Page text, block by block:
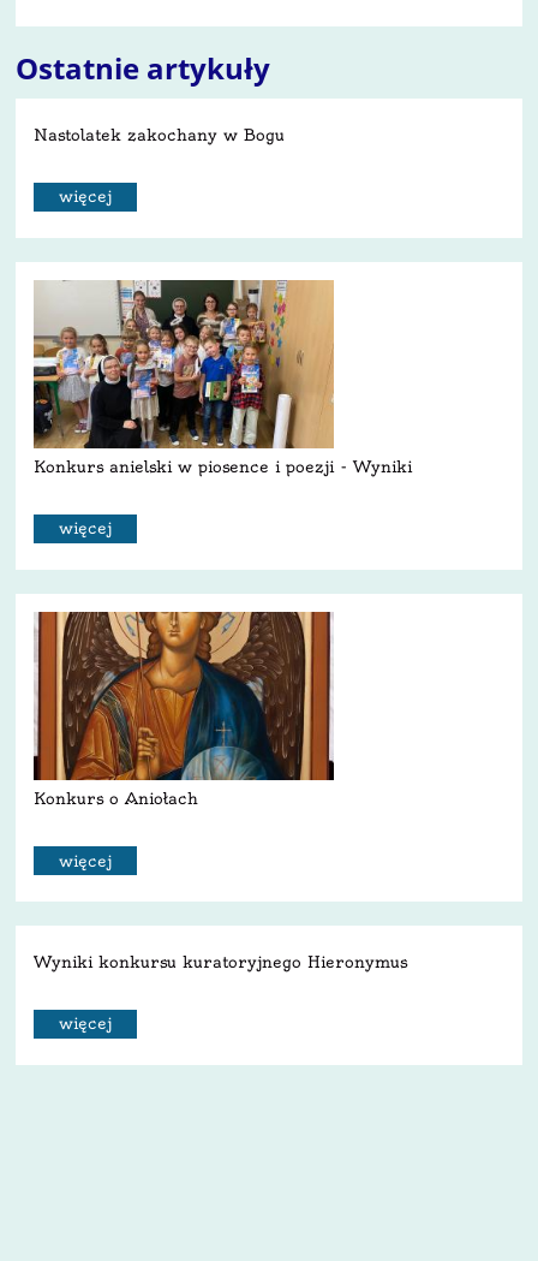
Ostatnie artykuły
Nastolatek zakochany w Bogu
więcej
Konkurs anielski w piosence i poezji - Wyniki
więcej
Konkurs o Aniołach
więcej
Wyniki konkursu kuratoryjnego Hieronymus
więcej